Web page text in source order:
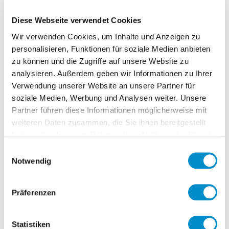
Diese Webseite verwendet Cookies
Wir verwenden Cookies, um Inhalte und Anzeigen zu
personalisieren, Funktionen für soziale Medien anbieten
zu können und die Zugriffe auf unsere Website zu
analysieren. Außerdem geben wir Informationen zu Ihrer
Verwendung unserer Website an unsere Partner für
soziale Medien, Werbung und Analysen weiter. Unsere
Partner führen diese Informationen möglicherweise mit
weiteren Daten zusammen, die Sie ihnen bereitgestellt
Notwendig
Präferenzen
Statistiken
Der Stelleninhaber berichtet direkt an den
Head of Group Services & Infrastructure.
Im Rahmen von definierten
Beschaffungsprojekten sollen durch den
Kandidaten Ausschreibungen,
Verhandlungen und Vergabeszenarien
umgesetzt werden, insbesondere zu den
Lieferanten), Shop Floor Maintenance